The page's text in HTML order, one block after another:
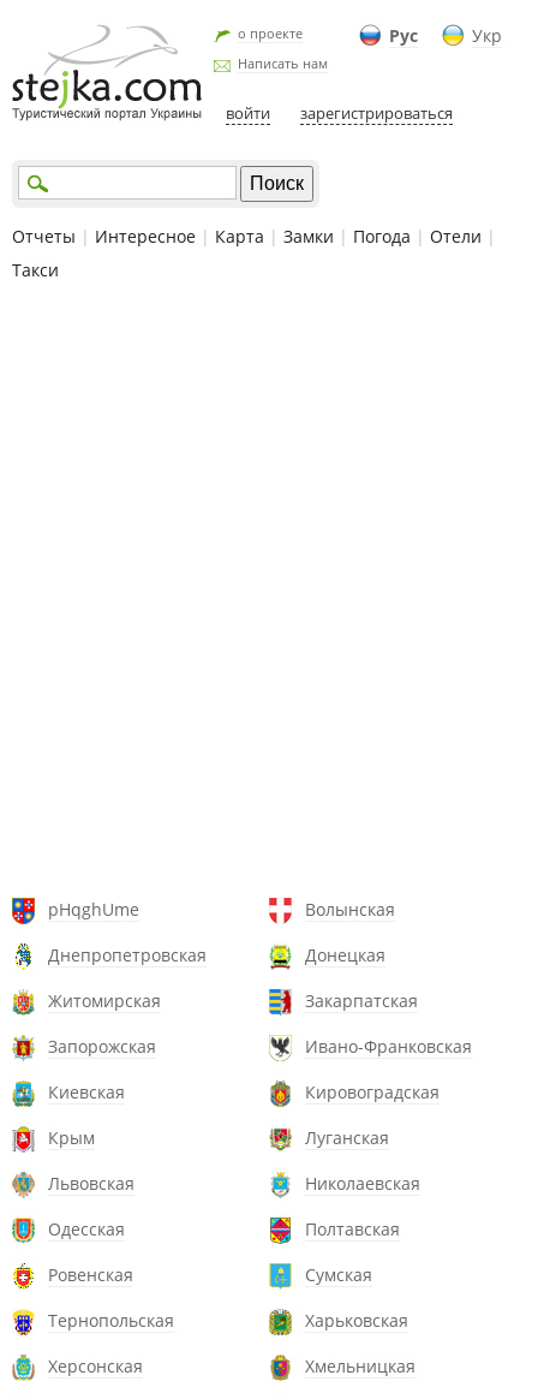
Рус Укр
о проекте
Написать нам
войти зарегистрироваться
Отчеты | Интересное | Карта | Замки | Погода | Отели |
Такси
pHqghUme
Волынская
Днепропетровская
Донецкая
Житомирская
Закарпатская
Запорожская
Ивано-Франковская
Киевская
Кировоградская
Крым
Луганская
Львовская
Николаевская
Одесская
Полтавская
Ровенская
Сумская
Тернопольская
Харьковская
Херсонская
Хмельницкая